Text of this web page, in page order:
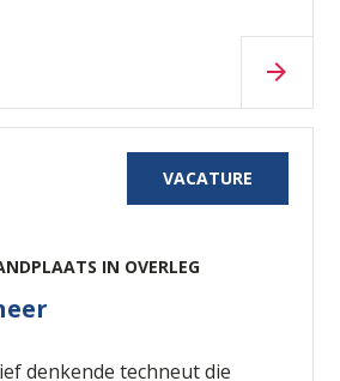
VACATURE
IN OVERLEG
denkende techneut die